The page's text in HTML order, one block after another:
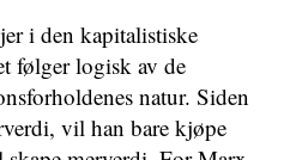
i den kapitalistiske
følger logisk av de
natur. Siden
vil han bare kjøpe